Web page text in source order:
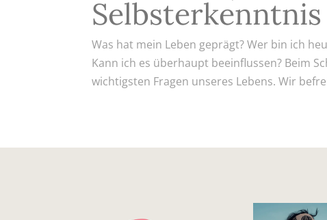
Selbsterkenntnis
Was hat mein Leben geprägt? Wer bin ich
Kann ich es überhaupt beeinflussen? Beim
wichtigsten Fragen unseres Lebens. Wir